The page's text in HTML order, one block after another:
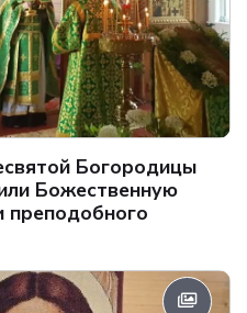
Богородицы
Божественную
преподобного